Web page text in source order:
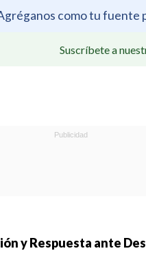
como tu fuente
Suscríbete a
y Respuesta ante